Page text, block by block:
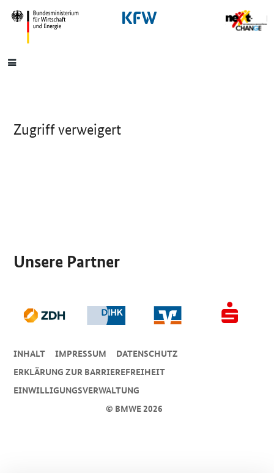
SrOnlyNavigation
Hauptmenü
Zugriff verweigert
Unsere Partner
© BMWE 2026
INHALT IMPRESSUM
DA­TEN­SCHUTZ
ERKLÄRUNG ZUR BARRIEREFREIHEIT
EINWILLIGUNGSVERWALTUNG